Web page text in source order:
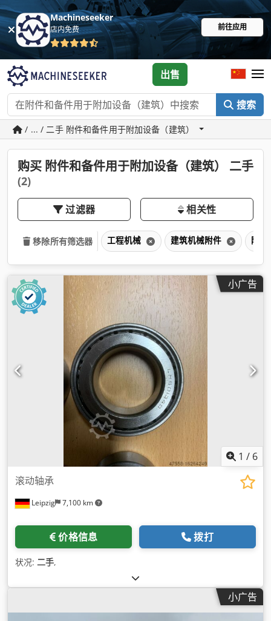
Machineseeker
店内免费 前往应用
搜索
出售
/ ... / 二手 附件和备件用于附加设备（建筑）
购买 附件和备件用于附加设备（建筑） 二手
(2)
过滤器 相关性
移除所有筛选器 工程机械 建筑机械附件 附件
小广告
1 / 6
Leipzig 7,100 km
滚动轴承
价格信息 拨打
状况: 二手,
小广告